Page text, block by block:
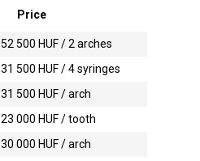
Price
52 500 HUF / 2 arches
31 500 HUF / 4 syringes
31 500 HUF / arch
23 000 HUF / tooth
30 000 HUF / arch